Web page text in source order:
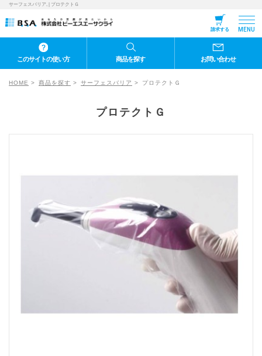
サーフェスバリア, | プロテクトＧ
請求する MENU
このサイトの使い方 商品を探す お問い合わせ
HOME 商品を探す サーフェスバリア プロテクトＧ
プロテクトＧ